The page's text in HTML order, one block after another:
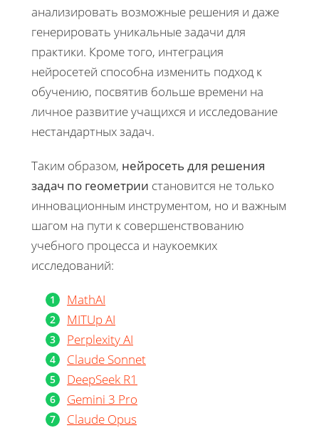
анализировать возможные решения и даже
генерировать уникальные задачи для
практики. Кроме того, интеграция
нейросетей способна изменить подход к
обучению, посвятив больше времени на
личное развитие учащихся и исследование
нестандартных задач.
Таким образом, нейросеть для решения
задач по геометрии становится не только
инновационным инструментом, но и важным
шагом на пути к совершенствованию
учебного процесса и наукоемких
исследований:
MathAI
MITUp AI
Perplexity AI
Claude Sonnet
DeepSeek R1
Gemini 3 Pro
Claude Opus